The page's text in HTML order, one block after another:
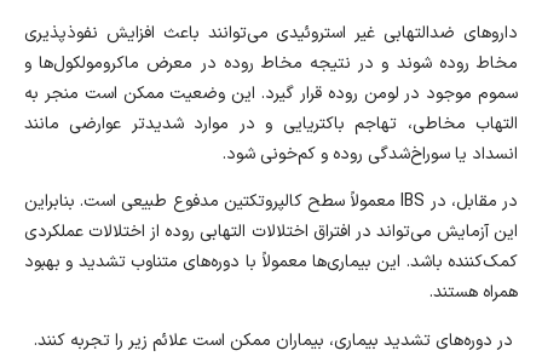
داروهای ضدالتهابی غیر‌ استروئیدی می‌توانند باعث افزایش نفوذپذیری
مخاط روده شوند و در نتیجه مخاط روده در معرض ماکرومولکول‌ها و
سموم موجود در لومن روده قرار گیرد. این وضعیت ممکن است منجر به
التهاب مخاطی، تهاجم باکتریایی و در موارد شدیدتر عوارضی مانند
انسداد یا سوراخ‌شدگی روده و کم‌خونی شود.
در مقابل، در IBS معمولاً سطح کالپروتکتین مدفوع طبیعی است. بنابراین
این آزمایش می‌تواند در افتراق اختلالات التهابی روده از اختلالات عملکردی
کمک‌کننده باشد. این بیماری‌ها معمولاً با دوره‌های متناوب تشدید و بهبود
همراه هستند.
در دوره‌های تشدید بیماری، بیماران ممکن است علائم زیر را تجربه کنند.